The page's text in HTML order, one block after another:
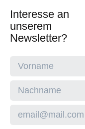
Interesse an
unserem
Newsletter?